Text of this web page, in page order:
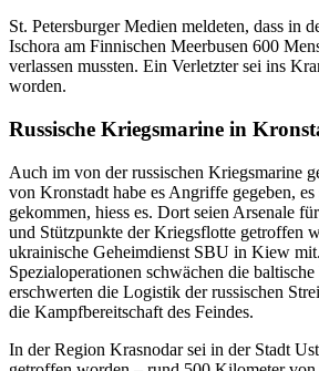
St. Petersburger Medien meldeten, dass in
Ischora am Finnischen Meerbusen 600
verlassen mussten. Ein Verletzter sei ins
worden.
Russische Kriegsmarine in
Auch im von der russischen Kriegsmarine
von Kronstadt habe es Angriffe gegeben,
gekommen, hiess es. Dort seien Arsenale
und Stützpunkte der Kriegsflotte getroffen
ukrainische Geheimdienst SBU in Kiew
Spezialoperationen schwächen die
erschwerten die Logistik der russischen
die Kampfbereitschaft des Feindes.
In der Region Krasnodar sei in der Stadt